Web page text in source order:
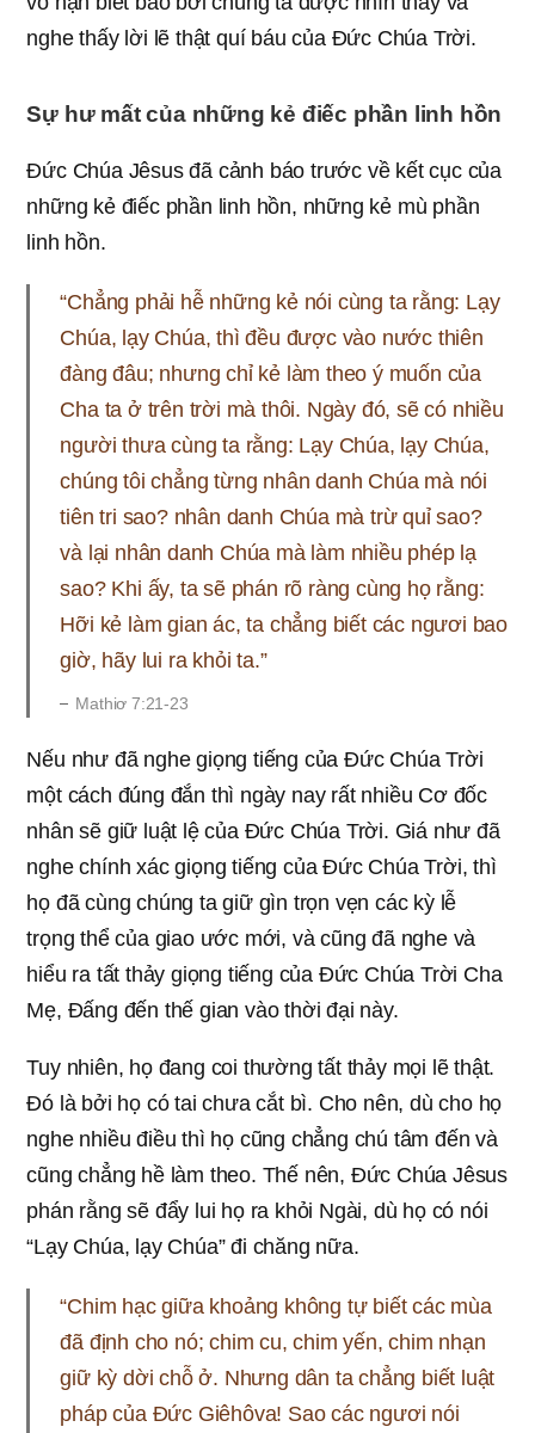
nghe thấy lời lẽ thật quí báu của Đức Chúa Trời.
Sự hư mất của những kẻ điếc phần linh hồn
Đức Chúa Jêsus đã cảnh báo trước về kết cục của
những kẻ điếc phần linh hồn, những kẻ mù phần
linh hồn.
“Chẳng phải hễ những kẻ nói cùng ta rằng: Lạy
Chúa, lạy Chúa, thì đều được vào nước thiên
đàng đâu; nhưng chỉ kẻ làm theo ý muốn của
Cha ta ở trên trời mà thôi. Ngày đó, sẽ có nhiều
người thưa cùng ta rằng: Lạy Chúa, lạy Chúa,
chúng tôi chẳng từng nhân danh Chúa mà nói
tiên tri sao? nhân danh Chúa mà trừ quỉ sao?
và lại nhân danh Chúa mà làm nhiều phép lạ
sao? Khi ấy, ta sẽ phán rõ ràng cùng họ rằng:
Hỡi kẻ làm gian ác, ta chẳng biết các ngươi bao
giờ, hãy lui ra khỏi ta.”
Mathiơ 7:21-23
Nếu như đã nghe giọng tiếng của Đức Chúa Trời
một cách đúng đắn thì ngày nay rất nhiều Cơ đốc
nhân sẽ giữ luật lệ của Đức Chúa Trời. Giá như đã
nghe chính xác giọng tiếng của Đức Chúa Trời, thì
họ đã cùng chúng ta giữ gìn trọn vẹn các kỳ lễ
trọng thể của giao ước mới, và cũng đã nghe và
hiểu ra tất thảy giọng tiếng của Đức Chúa Trời Cha
Mẹ, Đấng đến thế gian vào thời đại này.
Tuy nhiên, họ đang coi thường tất thảy mọi lẽ thật.
Đó là bởi họ có tai chưa cắt bì. Cho nên, dù cho họ
nghe nhiều điều thì họ cũng chẳng chú tâm đến và
cũng chẳng hề làm theo. Thế nên, Đức Chúa Jêsus
phán rằng sẽ đẩy lui họ ra khỏi Ngài, dù họ có nói
“Lạy Chúa, lạy Chúa” đi chăng nữa.
“Chim hạc giữa khoảng không tự biết các mùa
đã định cho nó; chim cu, chim yến, chim nhạn
giữ kỳ dời chỗ ở. Nhưng dân ta chẳng biết luật
pháp của Đức Giêhôva! Sao các ngươi nói